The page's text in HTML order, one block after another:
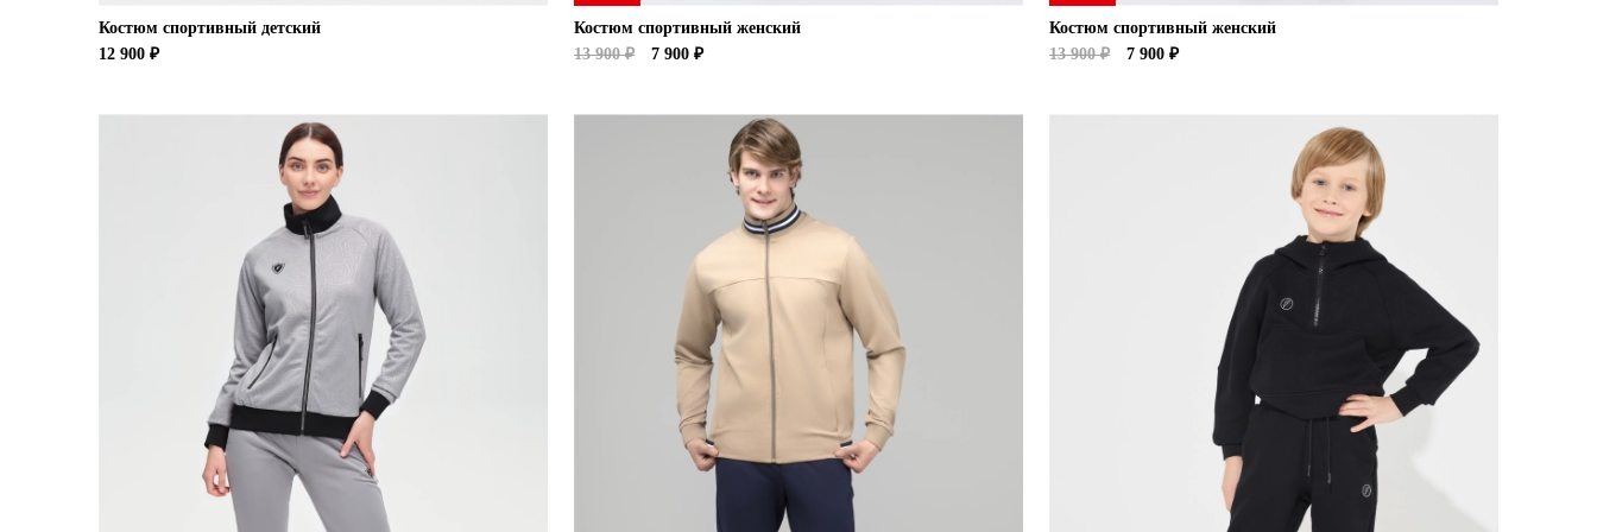
Костюм спортивный детский
12 900 ₽
Костюм спортивный женский
13 900 ₽
7 900 ₽
Костюм спортивный женский
13 900 ₽
7 900 ₽